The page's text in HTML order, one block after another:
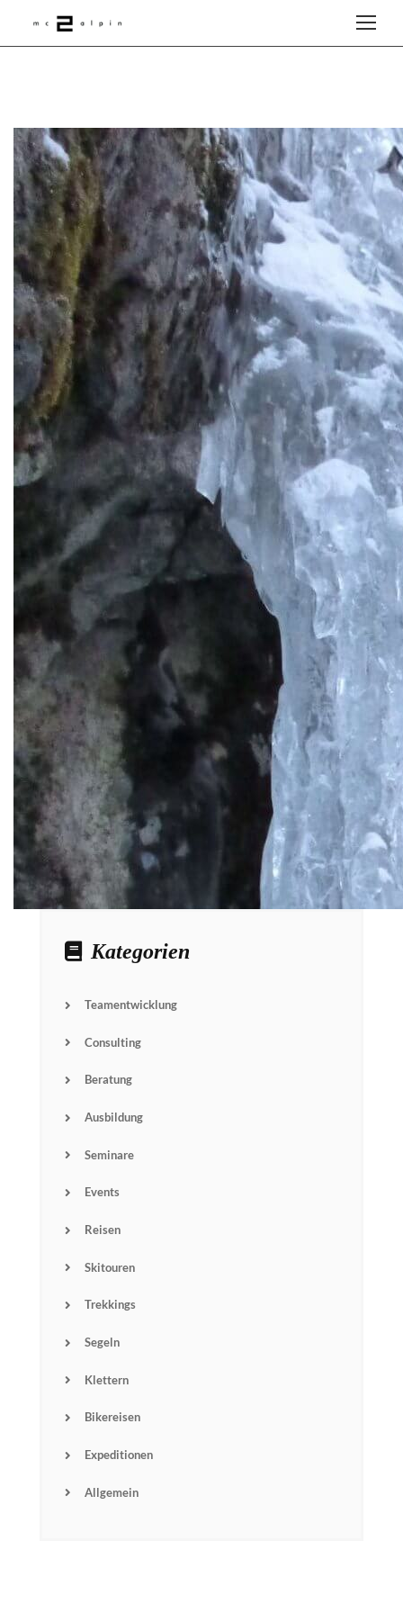
Kategorien
Teamentwicklung
Consulting
Beratung
Ausbildung
Seminare
Events
Reisen
Skitouren
Trekkings
Segeln
Klettern
Bikereisen
Expeditionen
Allgemein